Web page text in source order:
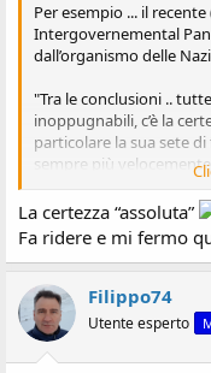
Per esempio ... il
Intergovernemental
dall’organismo delle
"Tra le conclusioni ..
inoppugnabili, c’è la
particolare la sua sete
sempre più
da 125.000 anni e
cambiamenti
ribaltamento; nel
molto più preciso
La certezza “assoluta”
Fa ridere e mi fermo
Filippo74
Utente esperto